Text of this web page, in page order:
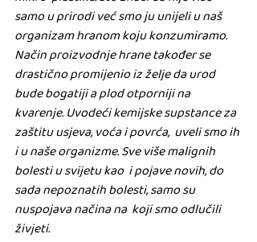
samo u prirodi već smo ju unijeli u naš
organizam hranom koju konzumiramo.
Način proizvodnje hrane također se
drastično promijenio iz želje da urod
bude bogatiji a plod otporniji na
kvarenje. Uvodeći kemijske supstance za
zaštitu usjeva, voća i povrća,  uveli smo ih
i u naše organizme. Sve više malignih
bolesti u svijetu kao  i pojave novih, do
sada nepoznatih bolesti, samo su
nuspojava načina na  koji smo odlučili
živjeti.